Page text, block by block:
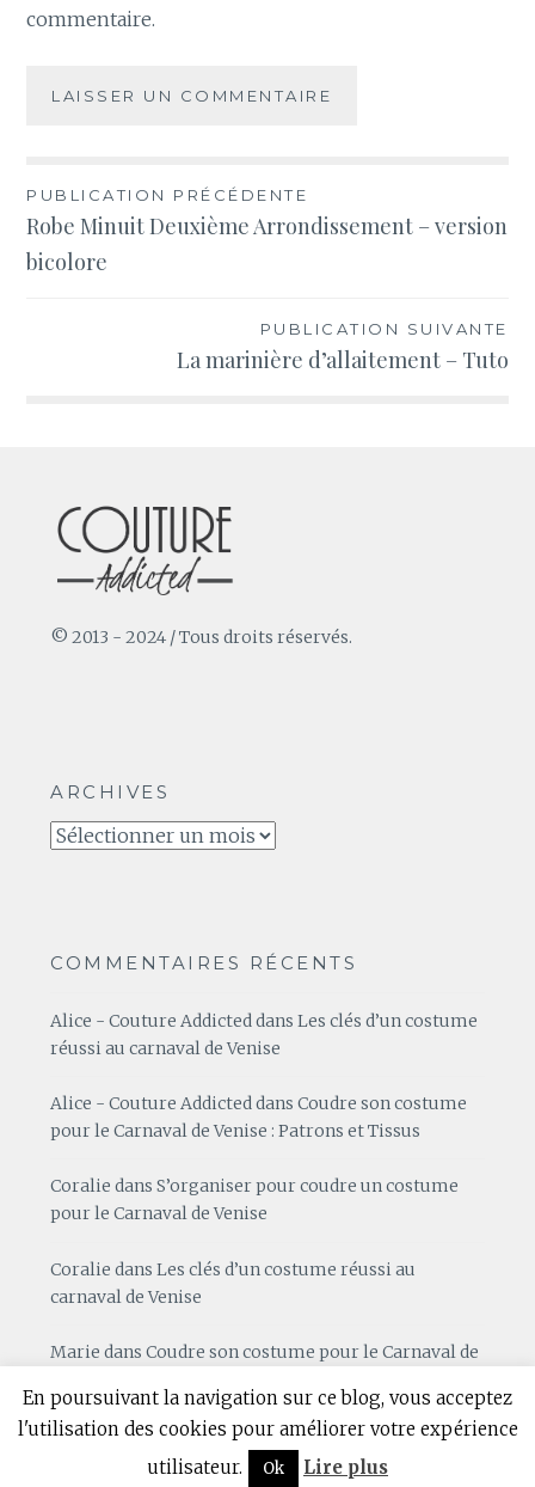
commentaire.
Navigation
de
PUBLICATION PRÉCÉDENTE
Robe Minuit Deuxième Arrondissement – version
bicolore
PUBLICATION SUIVANTE
La marinière d’allaitement – Tuto
© 2013 - 2024 / Tous droits réservés.
ARCHIVES
Archives
COMMENTAIRES RÉCENTS
Alice - Couture Addicted dansLes clés d’un costume
réussi au carnaval de Venise
Alice - Couture AddicteddansCoudre son costume
pour le Carnaval de Venise : Patrons et Tissus
Coralie dansS’organiser pour coudre un costume
pour le Carnaval de Venise
Coralie dansLes clés d’un costume réussi au
carnaval de Venise
Marie dansCoudre son costume pour le Carnaval de
En poursuivant la navigation sur ce blog, vous acceptez
l'utilisation des cookies pour améliorer votre expérience
utilisateur.
Ok Lire plus